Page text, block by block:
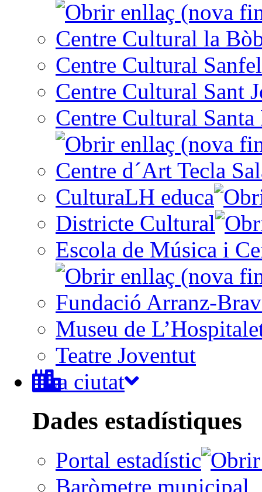
Centre Cultural la
Centre Cultural
Centre Cultural Sant
Centre Cultural
Centre d´Art Tecla
CulturaLH educa
Districte Cultural
Escola de Música i
Fundació Arranz-
Museu de
Teatre Joventut
La ciutat
Dades estadístiques
Portal estadístic
Baròmetre municipal